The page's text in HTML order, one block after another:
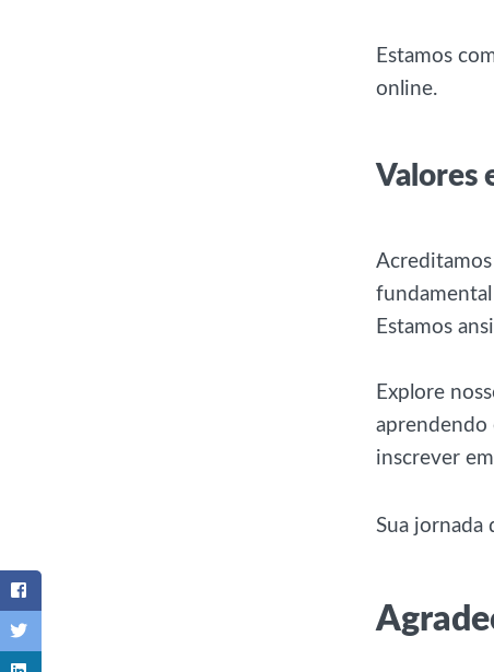
Estamos
online.
Valores
Estamos
Explore
aprendendo
inscrever
Sua jornada